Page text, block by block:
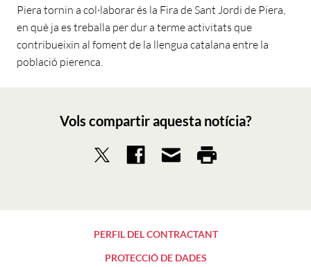
Piera tornin a col·laborar és la Fira de Sant Jordi de Piera,
en què ja es treballa per dur a terme activitats que
contribueixin al foment de la llengua catalana entre la
població pierenca.
Vols compartir aquesta notícia?
PERFIL DEL CONTRACTANT
PROTECCIÓ DE DADES